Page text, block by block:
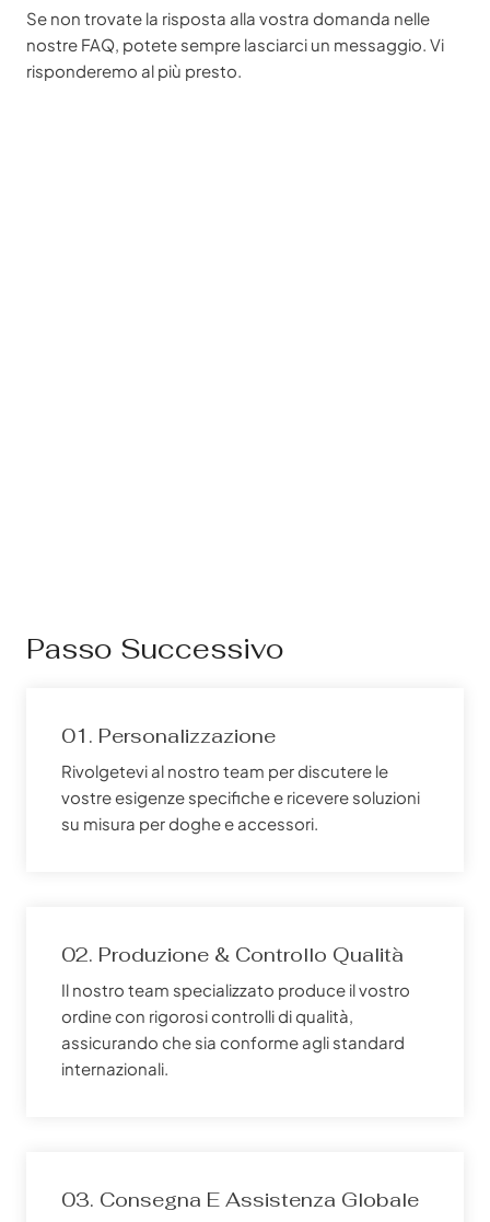
Se non trovate la risposta alla vostra domanda nelle
nostre FAQ, potete sempre lasciarci un messaggio. Vi
risponderemo al più presto.
Passo Successivo
01. Personalizzazione
Rivolgetevi al nostro team per discutere le
vostre esigenze specifiche e ricevere soluzioni
su misura per doghe e accessori.
02. Produzione & Controllo Qualità
Il nostro team specializzato produce il vostro
ordine con rigorosi controlli di qualità,
assicurando che sia conforme agli standard
internazionali.
03. Consegna E Assistenza Globale